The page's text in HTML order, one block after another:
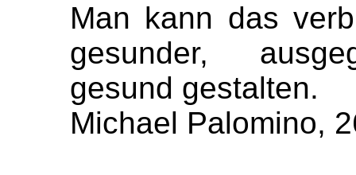
Man kann das
gesunder,
gesund gestalten.
Michael Palomino,